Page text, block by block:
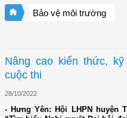
Bảo vệ môi trường
Nâng cao kiến thức,
cuộc thi
28/10/2022
- Hưng Yên: Hội LHPN huyện